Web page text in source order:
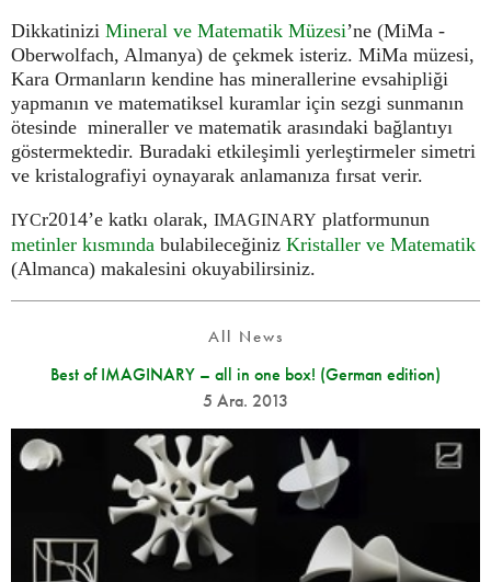
Dikkatinizi Mineral ve Matematik Müzesi’ne (MiMa -
Oberwolfach, Almanya) de çekmek isteriz. MiMa müzesi,
Kara Ormanların kendine has minerallerine evsahipliği
yapmanın ve matematiksel kuramlar için sezgi sunmanın
ötesinde mineraller ve matematik arasındaki bağlantıyı
göstermektedir. Buradaki etkileşimli yerleştirmeler simetri
ve kristalografiyi oynayarak anlamanıza fırsat verir.
IYCr2014’e katkı olarak, IMAGINARY platformunun
metinler kısmında bulabileceğiniz Kristaller ve Matematik
(Almanca) makalesini okuyabilirsiniz.
All News
Best of IMAGINARY – all in one box! (German edition)
5 Ara. 2013